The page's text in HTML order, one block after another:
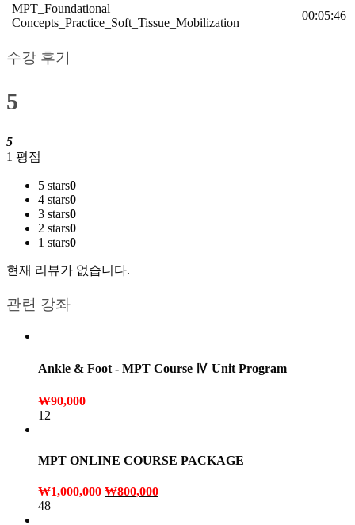
MPT_Foundational
Concepts_Practice_Soft_Tissue_Mobilization
00:05:46
수강 후기
5
5
1 평점
5 stars0
4 stars0
3 stars0
2 stars0
1 stars0
현재 리뷰가 없습니다.
관련 강좌
Ankle & Foot - MPT Course Ⅳ Unit Program
₩90,000
12
MPT ONLINE COURSE PACKAGE
₩1,000,000 ₩800,000
48